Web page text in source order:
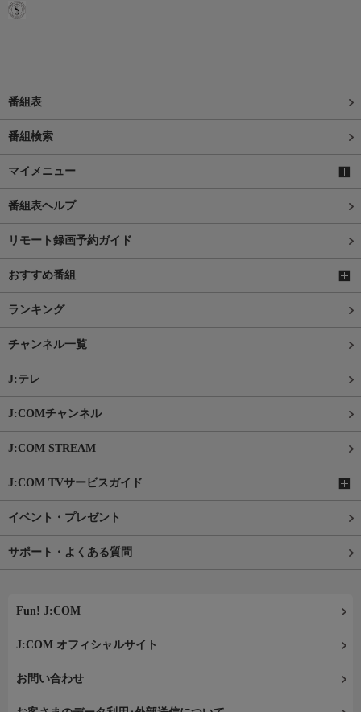
番組表
番組検索
マイメニュー
番組表ヘルプ
リモート録画予約ガイド
おすすめ番組
ランキング
チャンネル一覧
J:テレ
J:COMチャンネル
J:COM STREAM
J:COM TVサービスガイド
イベント・プレゼント
サポート・よくある質問
Fun! J:COM
J:COM オフィシャルサイト
お問い合わせ